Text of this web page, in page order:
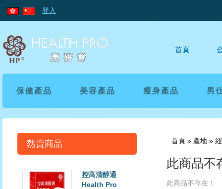
登入
首頁
保健產品 美容產品 瘦身產品 男
熱賣商品
控高清醇通
Health Pro
首頁 » 產地 »
此商品不
此商品不存在！